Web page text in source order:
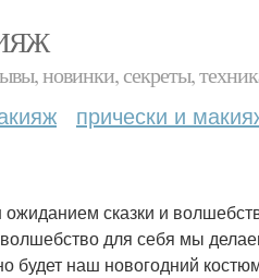
новинки, секреты,
прически и
сказки и
для себя мы
будет наш новогодний